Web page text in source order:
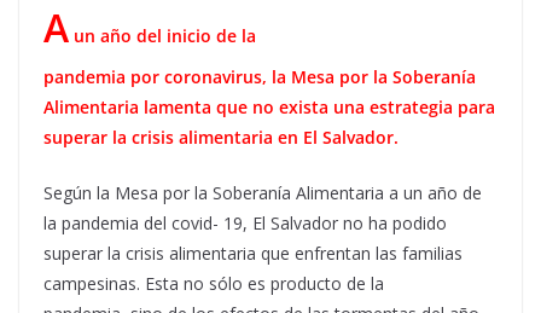
A un año del inicio de la
pandemia por coronavirus, la Mesa por la Soberanía
Alimentaria lamenta que no exista una estrategia para
superar la crisis alimentaria en El Salvador.
Según la Mesa por la Soberanía Alimentaria a un año de
la pandemia del covid- 19, El Salvador no ha podido
superar la crisis alimentaria que enfrentan las familias
campesinas. Esta no sólo es producto de la